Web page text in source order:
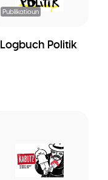
Publikatioun
Logbuch Politik